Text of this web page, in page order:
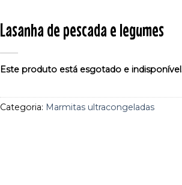
Lasanha de pescada e legumes
Este produto está esgotado e
Categoria: Marmitas ultracongeladas